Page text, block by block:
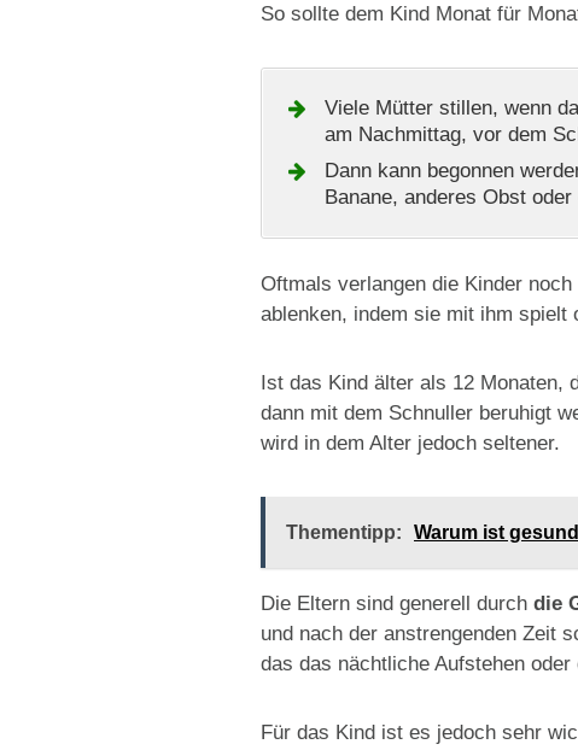
So sollte dem Kind Monat für
Viele Mütter stillen, wenn
am Nachmittag, vor dem
Dann kann begonnen
Banane, anderes Obst
Oftmals verlangen die Kinder
ablenken, indem sie mit ihm spielt
Ist das Kind älter als 12 Monaten,
dann mit dem Schnuller beruhigt
wird in dem Alter jedoch seltener.
Thementipp: Warum ist
Die Eltern sind generell durch die
und nach der anstrengenden Zeit
das das nächtliche Aufstehen
Für das Kind ist es jedoch sehr